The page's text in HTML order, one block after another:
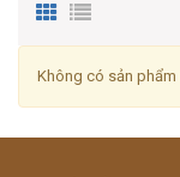
Không có sản